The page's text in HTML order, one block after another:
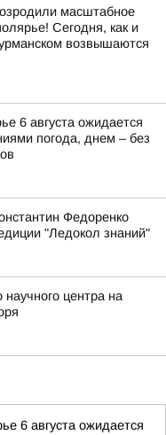
масштабное
Сегодня, как и
возвышаются
6 августа ожидается
погода, днем – без
Федоренко
"Ледокол знаний"
центра на
6 августа ожидается